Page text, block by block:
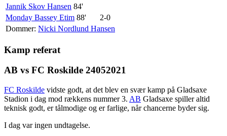
Jannik Skov Hansen 84'
Monday Bassey Etim 88'
2-0
Dommer: Nicki Nordlund Hansen
Kamp referat
AB vs FC Roskilde 24052021
FC Roskilde vidste godt, at det blev en svær kamp på Gladsaxe
Stadion i dag mod rækkens nummer 3. AB Gladsaxe spiller altid
teknisk godt, er tålmodige og er farlige, når chancerne byder sig.
I dag var ingen undtagelse.